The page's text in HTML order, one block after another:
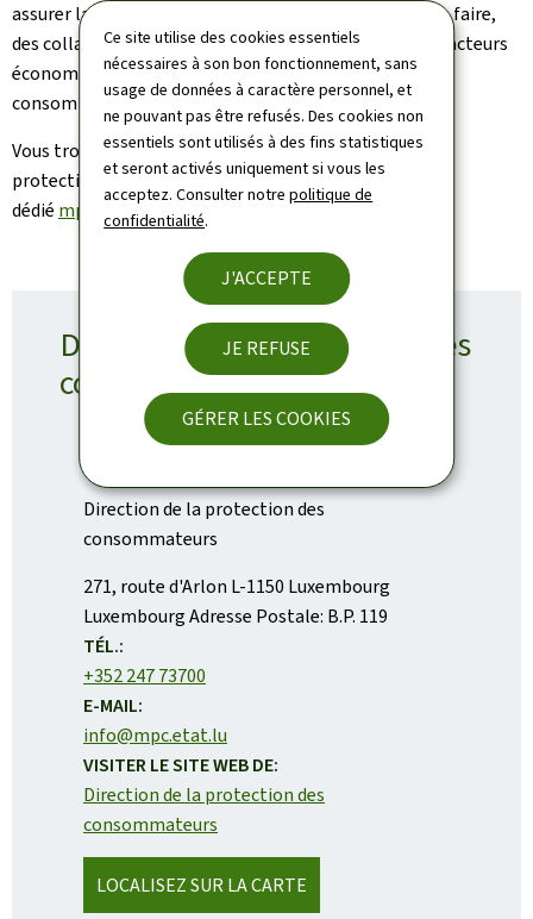
Ce site utilise des cookies essentiels
nécessaires à son bon fonctionnement, sans
usage de données à caractère personnel, et
ne pouvant pas être refusés. Des cookies non
essentiels sont utilisés à des fins statistiques
et seront activés uniquement si vous les
acceptez. Consulter notrepolitique de
confidentialité.
J'ACCEPTE
JE REFUSE
GÉRER LES COOKIES
assurer la transparence des prix sur le marché. Pour ce faire,
des collaborations étroites sont maintenues avec les acteurs
économiques, garantissant ainsi la confiance des
consommateurs dans le marché.
Vous trouverez toutes les informations relatives à la
protection des consommateurs sur le site
dédié mpc.gouvernement.lu.
Direction de la protection des
consommateurs
Direction de la protection des
consommateurs
ADRESSE
:
271, route d'Arlon L-1150 Luxembourg
LuxembourgAdresse Postale: B.P. 119
TÉL.:
+352 247 73700
E-MAIL:
info@mpc.etat.lu
VISITER LE SITE WEB DE:
Direction de la protection des
consommateurs
LOCALISEZ SUR LA CARTE